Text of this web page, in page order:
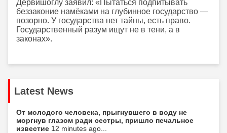
Дервишоглу заявил: «Пытаться подпитывать
беззаконие намёками на глубинное государство —
позорно. У государства нет тайны, есть право.
Государственный разум ищут не в тени, а в
законах».
Latest News
От молодого человека, прыгнувшего в воду не
моргнув глазом ради сестры, пришло печальное
известие 12 minutes ago...